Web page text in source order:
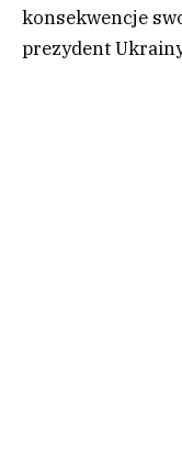
konsekwencje
prezydent